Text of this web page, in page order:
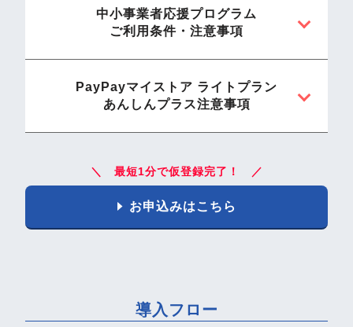
中小事業者応援プログラム
ご利用条件・注意事項
PayPayマイストア ライトプラン
あんしんプラス注意事項
＼ 最短1分で仮登録完了！ ／
お申込みはこちら
導入フロー